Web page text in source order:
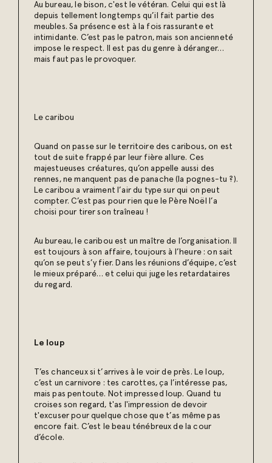
Au bureau, le bison, c'est le vétéran. Celui qui est là
depuis tellement longtemps qu’il fait partie des
meubles. Sa présence est à la fois rassurante et
intimidante. C’est pas le patron, mais son ancienneté
impose le respect. Il est pas du genre à déranger…
mais faut pas le provoquer.
Le caribou
Quand on passe sur le territoire des caribous, on est
tout de suite frappé par leur fière allure. Ces
majestueuses créatures, qu’on appelle aussi des
rennes, ne manquent pas de panache (la pognes-tu ?).
Le caribou a vraiment l’air du type sur qui on peut
compter. C’est pas pour rien que le Père Noël l’a
choisi pour tirer son traîneau !
Au bureau, le caribou est un maître de l’organisation. Il
est toujours à son affaire, toujours à l’heure : on sait
qu’on se peut s’y fier. Dans les réunions d’équipe, c’est
le mieux préparé… et celui qui juge les retardataires
du regard.
Le loup
T’es chanceux si t’arrives à le voir de près. Le loup,
c’est un carnivore : tes carottes, ça l’intéresse pas,
mais pas pentoute. Not impressed loup. Quand tu
croises son regard, t'as l'impression de devoir
t'excuser pour quelque chose que t’as même pas
encore fait. C’est le beau ténébreux de la cour
d’école.